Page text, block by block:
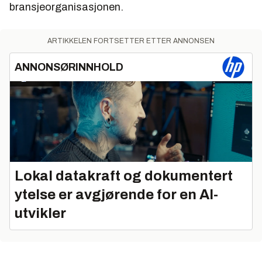
bransjeorganisasjonen.
ARTIKKELEN FORTSETTER ETTER ANNONSEN
ANNONSØRINNHOLD
Lokal datakraft og dokumentert
ytelse er avgjørende for en AI-
utvikler